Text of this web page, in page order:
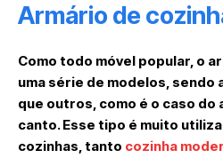
Armário de
Como todo móvel popular, o
uma série de modelos, sendo
que outros, como é o caso do
canto. Esse tipo é muito
cozinhas, tanto cozinha